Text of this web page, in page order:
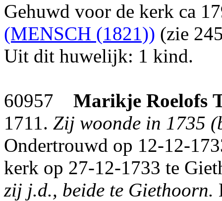
Gehuwd voor de kerk ca
(MENSCH (1821)) (zie
Uit dit huwelijk: 1 kind.
60957 Marikje Roelofs
1711. Zij woonde in 1735
Ondertrouwd op 12-12-
kerk op 27-12-1733 te
zij j.d., beide te Giethoorn.